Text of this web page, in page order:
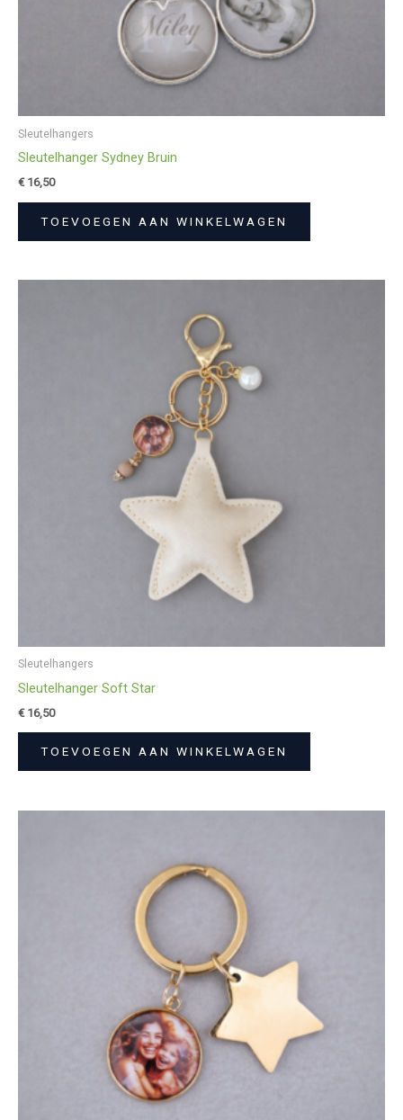
Sleutelhangers
Sleutelhanger Sydney Bruin
€16,50
TOEVOEGEN AAN WINKELWAGEN
Sleutelhangers
Sleutelhanger Soft Star
€16,50
TOEVOEGEN AAN WINKELWAGEN